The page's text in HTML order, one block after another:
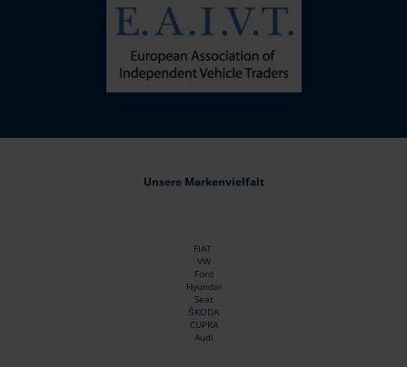
Unsere Markenvielfalt
FIAT
VW
Ford
Hyundai
Seat
ŠKODA
CUPRA
Audi